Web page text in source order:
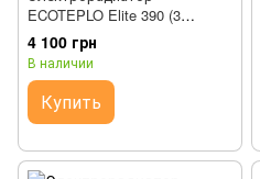
ECOTEPLO Elite 390 (3
секции)
4 100 грн
В наличии
Купить